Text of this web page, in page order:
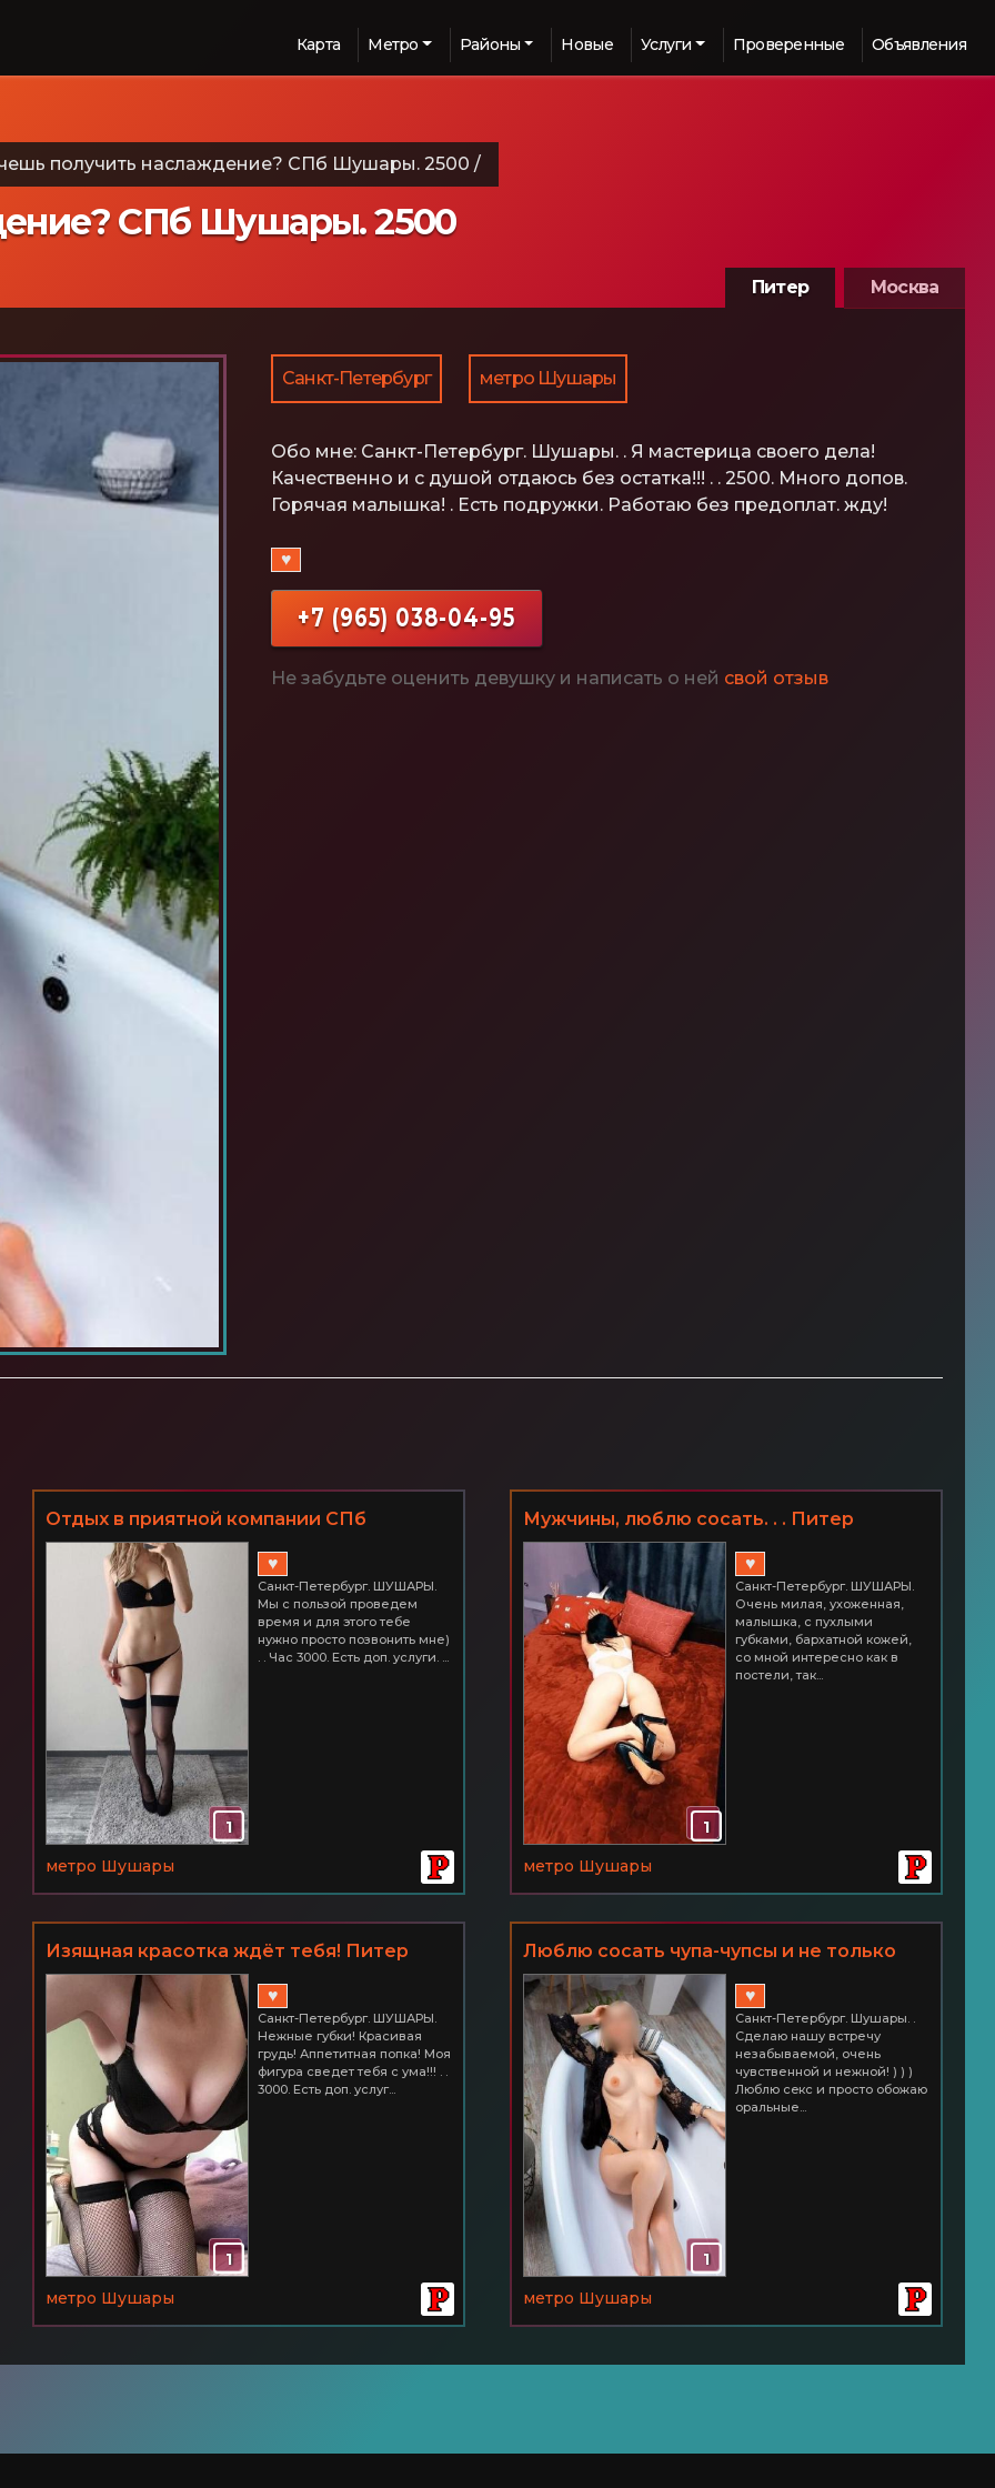
Карта Метро Районы Новые Услуги Проверенные Объявления
получить наслаждение? СПб Шушары. 2500 /
СПб Шушары. 2500
Москва
Питер
Санкт-Петербург метро Шушары
Обо мне: Санкт-Петербург. Шушары. . Я мастерица своего дела!
Качественно и с душой отдаюсь без остатка!!! . . 2500. Много допов.
Горячая малышка! . Есть подружки. Работаю без предоплат. жду!
♥
+7 (965) 038-04-95
Не забудьте оценить девушку и написать о ней свой отзыв
Отдых в приятной компании СПб
ШУШАРЫ Час 3000
1
♥
Санкт-Петербург. ШУШАРЫ.
Мы с пользой проведем
время и для этого тебе
нужно просто позвонить мне)
. . Час 3000. Есть доп. услуги. ...
метро Шушары
Мужчины, люблю сосать. . . Питер
ШУШАРЫ Часик всего 2500
1
♥
Санкт-Петербург. ШУШАРЫ.
Очень милая, ухоженная,
малышка, с пухлыми
губками, бархатной кожей,
со мной интересно как в
постели, так...
метро Шушары
Изящная красотка ждёт тебя! Питер
ШУШАРЫ 3000
1
♥
Санкт-Петербург. ШУШАРЫ.
Нежные губки! Красивая
грудь! Аппетитная попка! Моя
фигура сведет тебя с ума!!! . .
3000. Есть доп. услуг...
метро Шушары
Люблю сосать чупа-чупсы и не только
СПб Шушары. Часик всего 2500
1
♥
Санкт-Петербург. Шушары. .
Сделаю нашу встречу
незабываемой, очень
чувственной и нежной! ) ) )
Люблю ceкс и просто обожаю
оральные...
метро Шушары